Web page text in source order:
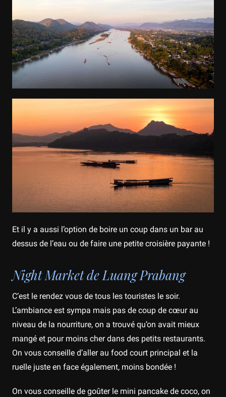
Et il y a aussi l’option de boire un coup dans un bar au
dessus de l’eau ou de faire une petite croisière payante !
Night Market de Luang Prabang
C’est le rendez vous de tous les touristes le soir.
L’ambiance est sympa mais pas de coup de cœur au
niveau de la nourriture, on a trouvé qu’on avait mieux
mangé et pour moins cher dans des petits restaurants.
On vous conseille d’aller au food court principal et la
ruelle juste en face également, moins bondée !
On vous conseille de goûter le mini pancake de coco, on